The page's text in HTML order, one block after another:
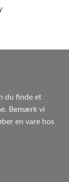
du finde et
Bemærk vi
en vare hos